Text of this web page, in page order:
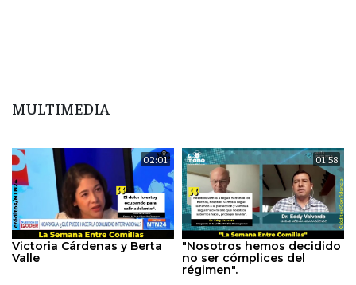
MULTIMEDIA
02:01
Victoria Cárdenas y Berta
Valle
01:58
"Nosotros hemos decidido
no ser cómplices del
régimen".